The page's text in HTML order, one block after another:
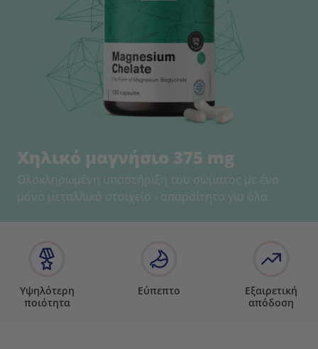
Χηλικό μαγνήσιο 375 mg
Ολοκληρωμένη υποστήριξη του σώματος με ένα
μόνο μεταλλικό στοιχείο - απαραίτητο για όλα.
Υψηλότερη
ποιότητα
Εύπεπτο
Εξαιρετική
απόδοση